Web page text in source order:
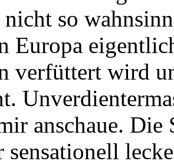
so
Europa
verfüttert wird
anschaue. Die
sensationell